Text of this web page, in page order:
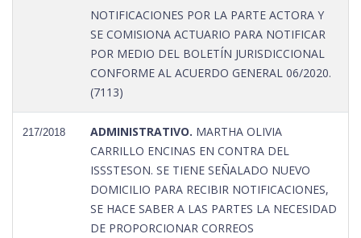
NOTIFICACIONES POR LA PARTE ACTORA Y
SE COMISIONA ACTUARIO PARA NOTIFICAR
POR MEDIO DEL BOLETÍN JURISDICCIONAL
CONFORME AL ACUERDO GENERAL 06/2020.
(7113)
217/2018 ADMINISTRATIVO. MARTHA OLIVIA
CARRILLO ENCINAS EN CONTRA DEL
ISSSTESON. SE TIENE SEÑALADO NUEVO
DOMICILIO PARA RECIBIR NOTIFICACIONES,
SE HACE SABER A LAS PARTES LA NECESIDAD
DE PROPORCIONAR CORREOS